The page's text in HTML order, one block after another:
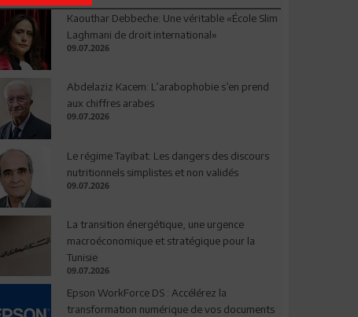
Kaouthar Debbeche: Une véritable «École Slim
Laghmani de droit international»
09.07.2026
Abdelaziz Kacem: L’arabophobie s’en prend
aux chiffres arabes
09.07.2026
Le régime Tayibat: Les dangers des discours
nutritionnels simplistes et non validés
09.07.2026
La transition énergétique, une urgence
macroéconomique et stratégique pour la
Tunisie
09.07.2026
Epson WorkForce DS : Accélérez la
transformation numérique de vos documents